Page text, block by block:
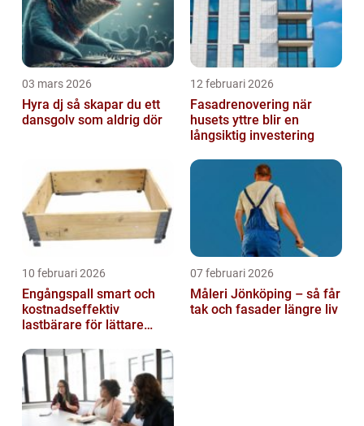
03 mars 2026
Hyra dj så skapar du ett
dansgolv som aldrig dör
12 februari 2026
Fasadrenovering när
husets yttre blir en
långsiktig investering
10 februari 2026
Engångspall smart och
kostnadseffektiv
lastbärare för lättare
07 februari 2026
Måleri Jönköping – så får
tak och fasader längre liv